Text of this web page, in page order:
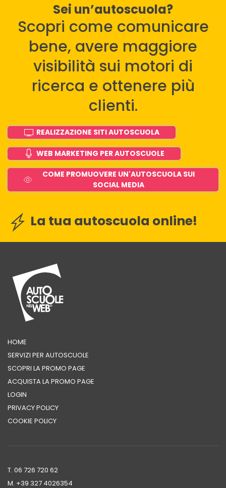
Sei un’autoscuola?
Scopri come comunicare
bene, avere maggiore
visibilità sui motori di
ricerca e ottenere più
clienti.
REALIZZAZIONE SITI AUTOSCUOLA
WEB MARKETING PER AUTOSCUOLE
COME PROMUOVERE UN'AUTOSCUOLA SUI
SOCIAL MEDIA
La tua autoscuola online!
HOME
SERVIZI PER AUTOSCUOLE
SCOPRI LA PROMO PAGE
ACQUISTA LA PROMO PAGE
LOGIN
PRIVACY POLICY
COOKIE POLICY
T. 06 726 720 62
M. +39 ‭327 4026354‬